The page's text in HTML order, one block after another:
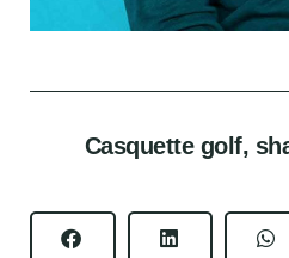
Casquette golf,